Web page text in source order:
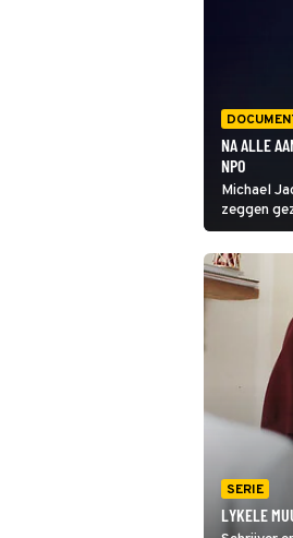
NA ALLE
NPO
Michael
zeggen
zanger is.
de NTR
SERIE
LYKELE